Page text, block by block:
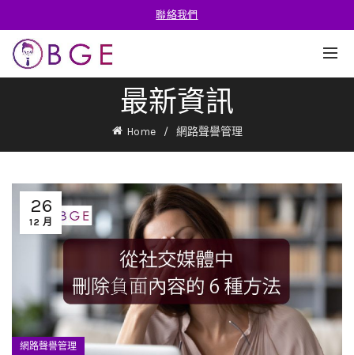
聯絡我們
最新資訊
Home 網路聲譽管理
26
12 月
網路聲譽管理